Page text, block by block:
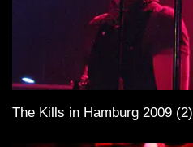
The Kills in Hamburg 2009 (2)